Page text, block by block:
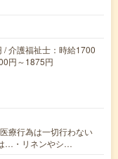
介護福祉士：時給1700
円～1875円
療行為は一切行わない
…・リネンやシ…